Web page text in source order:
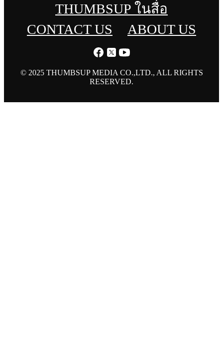
THUMBSUP ในสื่อ
CONTACT US
ABOUT US
© 2025 THUMBSUP MEDIA CO.,LTD., ALL RIGHTS
RESERVED.